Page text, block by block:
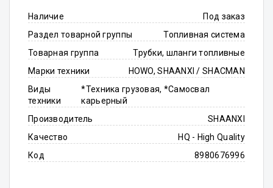
Наличие
Под заказ
Раздел товарной группы
Топливная система
Товарная группа
Трубки, шланги топливные
Марки техники
HOWO, SHAANXI / SHACMAN
Виды
техники
*Техника грузовая, *Самосвал
карьерный
Производитель
SHAANXI
Качество
HQ - High Quality
Код
8980676996